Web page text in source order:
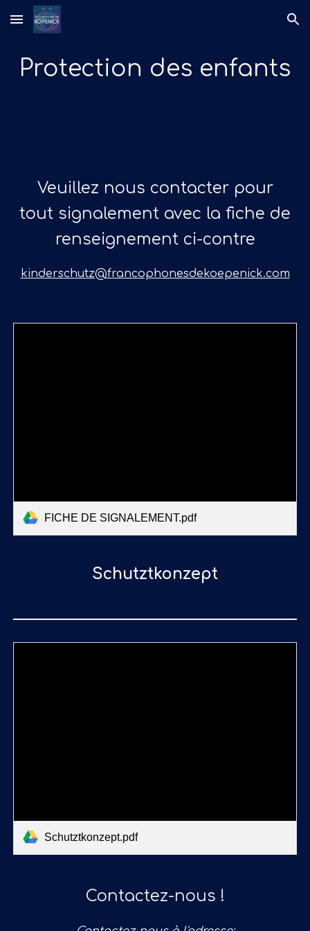
Skip to main content Skip to navigation
Protection des enfants
Veuillez nous contacter pour
tout signalement avec la fiche de
renseignement ci-contre
kinderschutz@francophonesdekoepenick.com
FICHE DE SIGNALEMENT.pdf
Schutztkonzept
Schutztkonzept.pdf
Contactez-nous !